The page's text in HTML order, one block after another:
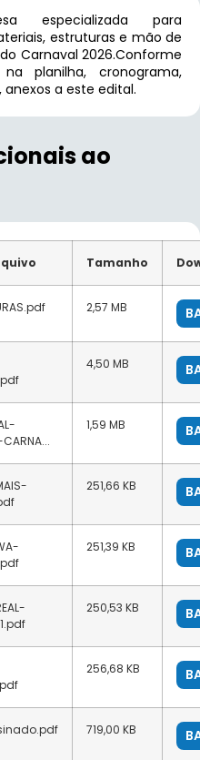
especializada para
estruturas e mão de
Carnaval 2026.Conforme
planilha, cronograma,
a este edital.
ao
Tamanho
2,57 MB
4,50 MB
1,59 MB
251,66 KB
251,39 KB
250,53 KB
256,68 KB
719,00 KB